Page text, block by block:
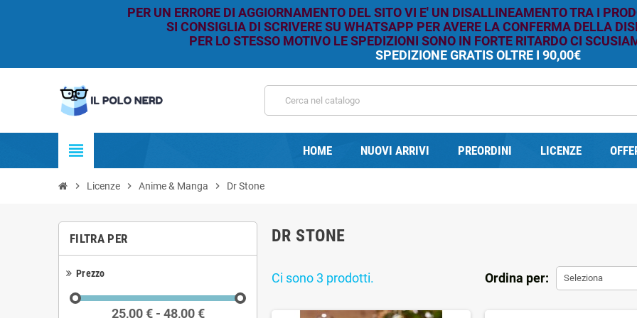
PER UN ERRORE DI AGGIORNAMENTO DEL SITO VI E' UN DISALLINEAMENTO TRA I
SI CONSIGLIA DI SCRIVERE SU WHATSAPP PER AVERE LA CONFERMA DELLA
PER LO STESSO MOTIVO LE SPEDIZIONI SONO IN FORTE RITARDO CI
SPEDIZIONE GRATIS OLTRE I 90,00€
view_headline HOME NUOVI ARRIVI PREORDINI LICENZE
chevron_right Licenze chevron_right Anime & Manga chevron_right Dr Stone
FILTRA PER
Prezzo
25,00 € - 48,00 €
DR STONE
Ordina per: Seleziona
Ci sono 3 prodotti.